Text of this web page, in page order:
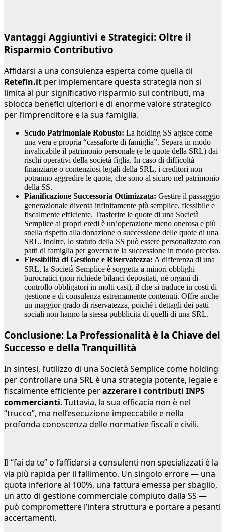
Vantaggi Aggiuntivi e Strategici: Oltre il
Risparmio Contributivo
Affidarsi a una consulenza esperta come quella di
Retefin.it per implementare questa strategia non si
limita al pur significativo risparmio sui contributi, ma
sblocca benefici ulteriori e di enorme valore strategico
per l’imprenditore e la sua famiglia.
Scudo Patrimoniale Robusto: La holding SS agisce come
una vera e propria “cassaforte di famiglia”. Separa in modo
invalicabile il patrimonio personale (e le quote della SRL) dai
rischi operativi della società figlia. In caso di difficoltà
finanziarie o contenziosi legali della SRL, i creditori non
potranno aggredire le quote, che sono al sicuro nel patrimonio
della SS.
Pianificazione Successoria Ottimizzata: Gestire il passaggio
generazionale diventa infinitamente più semplice, flessibile e
fiscalmente efficiente. Trasferire le quote di una Società
Semplice ai propri eredi è un’operazione meno onerosa e più
snella rispetto alla donazione o successione delle quote di una
SRL. Inoltre, lo statuto della SS può essere personalizzato con
patti di famiglia per governare la successione in modo preciso.
Flessibilità di Gestione e Riservatezza: A differenza di una
SRL, la Società Semplice è soggetta a minori obblighi
burocratici (non richiede bilanci depositati, né organi di
controllo obbligatori in molti casi), il che si traduce in costi di
gestione e di consulenza estremamente contenuti. Offre anche
un maggior grado di riservatezza, poiché i dettagli dei patti
sociali non hanno la stessa pubblicità di quelli di una SRL.
Conclusione: La Professionalità è la Chiave del
Successo e della Tranquillità
In sintesi, l’utilizzo di una Società Semplice come holding
per controllare una SRL è una strategia potente, legale e
fiscalmente efficiente perazzerare i contributi INPS
commercianti. Tuttavia, la sua efficacia non è nel
“trucco”, ma nell’esecuzione impeccabile e nella
profonda conoscenza delle normative fiscali e civili.
Il “fai da te” o l’affidarsi a consulenti non specializzati è la
via più rapida per il fallimento. Un singolo errore — una
quota inferiore al 100%, una fattura emessa per sbaglio,
un atto di gestione commerciale compiuto dalla SS —
può compromettere l’intera struttura e portare a pesanti
accertamenti.